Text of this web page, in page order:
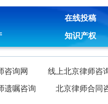
在线投稿
知识产权
咨询网 线上北京律师咨
遗嘱咨询 北京律师合同